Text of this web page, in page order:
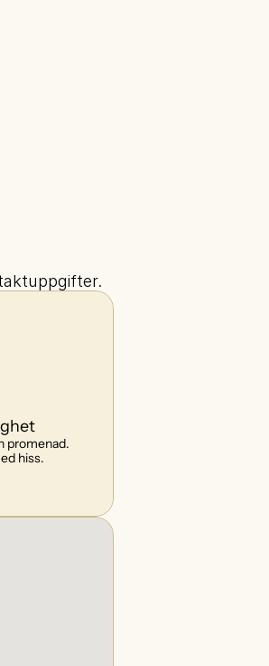
promenad.
hiss.